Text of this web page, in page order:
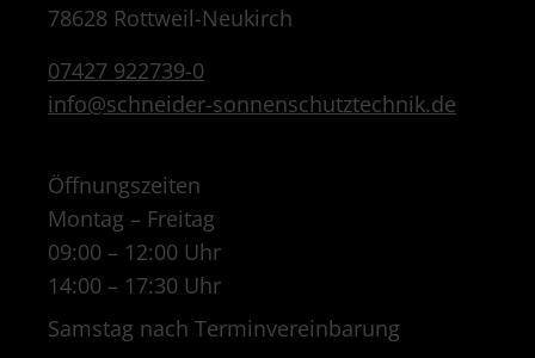
78628 Rottweil-Neukirch
07427 922739-0
info@schneider-sonnenschutztechnik.de
Öffnungszeiten
Montag – Freitag
09:00 – 12:00 Uhr
14:00 – 17:30 Uhr
Samstag nach Terminvereinbarung